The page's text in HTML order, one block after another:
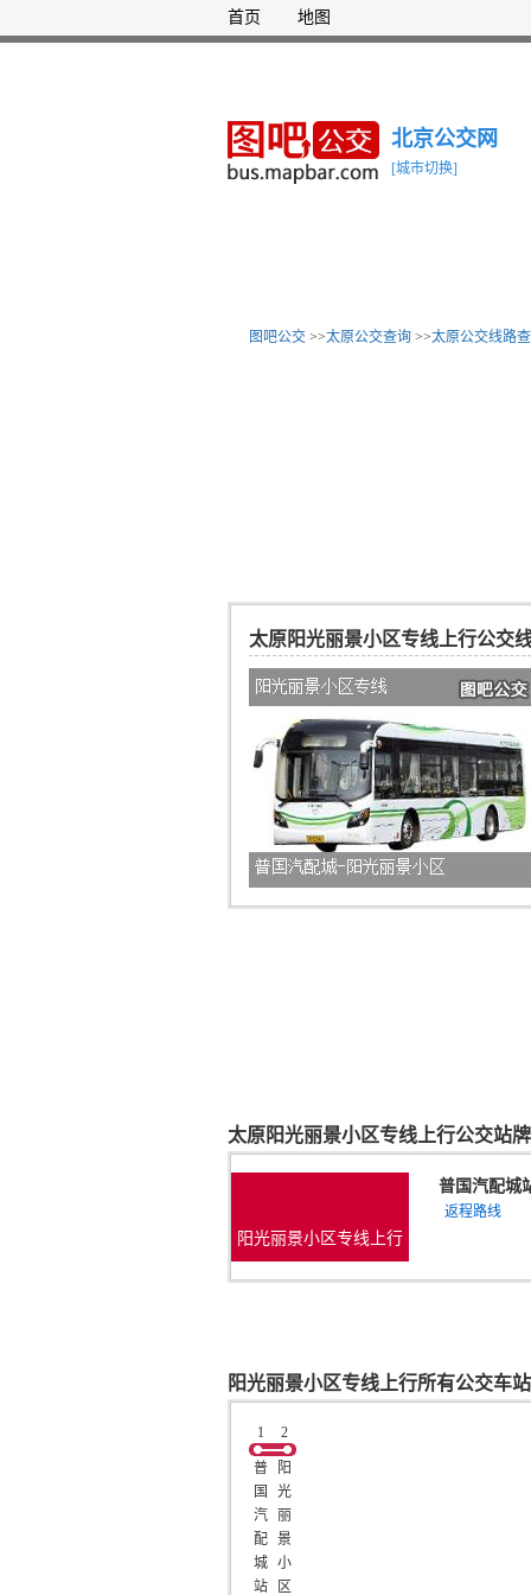
首页 地图
北京公交网
[城市切换]
图吧公交 >>太原公交查询 >>太原公交线路
太原阳光丽景小区专线上行公交
太原阳光丽景小区专线上行公交站牌
阳光丽景小区专线上行
普国汽配城
返程路线
阳光丽景小区专线上行所有公交车站
1
普
国
汽
配
城
站
2
阳
光
丽
景
小
区